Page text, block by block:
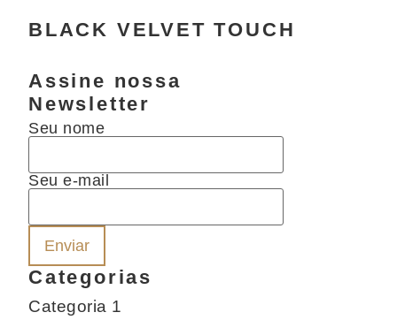
BLACK VELVET TOUCH
Assine nossa
Newsletter
Seu nome
Seu e-mail
Categorias
Categoria 1